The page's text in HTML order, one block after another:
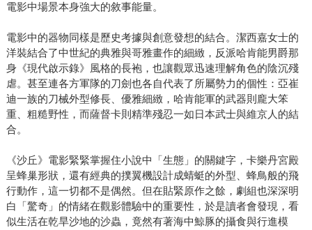
電影中場景本身強大的敘事能量。
電影中的器物同樣是歷史考據與創意發想的結合。潔西嘉女士的
洋裝結合了中世紀的典雅與哥雅畫作的細緻，反派哈肯能男爵那
身《現代啟示錄》風格的長袍，也讓觀眾迅速理解角色的陰沉殘
虐。甚至連各方軍隊的刀劍也各自代表了所屬勢力的個性：亞崔
迪一族的刀械外型修長、優雅細緻，哈肯能軍的武器則龐大笨
重、粗糙野性，而薩督卡則精準殘忍一如日本武士與維京人的結
合。
《沙丘》電影緊緊掌握住小說中「生態」的關鍵字，卡樂丹宮殿
呈蜂巢形狀，還有經典的撲翼機設計成蜻蜓的外型、蜂鳥般的飛
行動作，這一切都不是偶然。但在貼緊原作之餘，劇組也深深明
白「驚奇」的情緒在觀影體驗中的重要性，於是讀者會發現，看
似生活在乾旱沙地的沙蟲，竟然有著海中鯨豚的攝食與行進模